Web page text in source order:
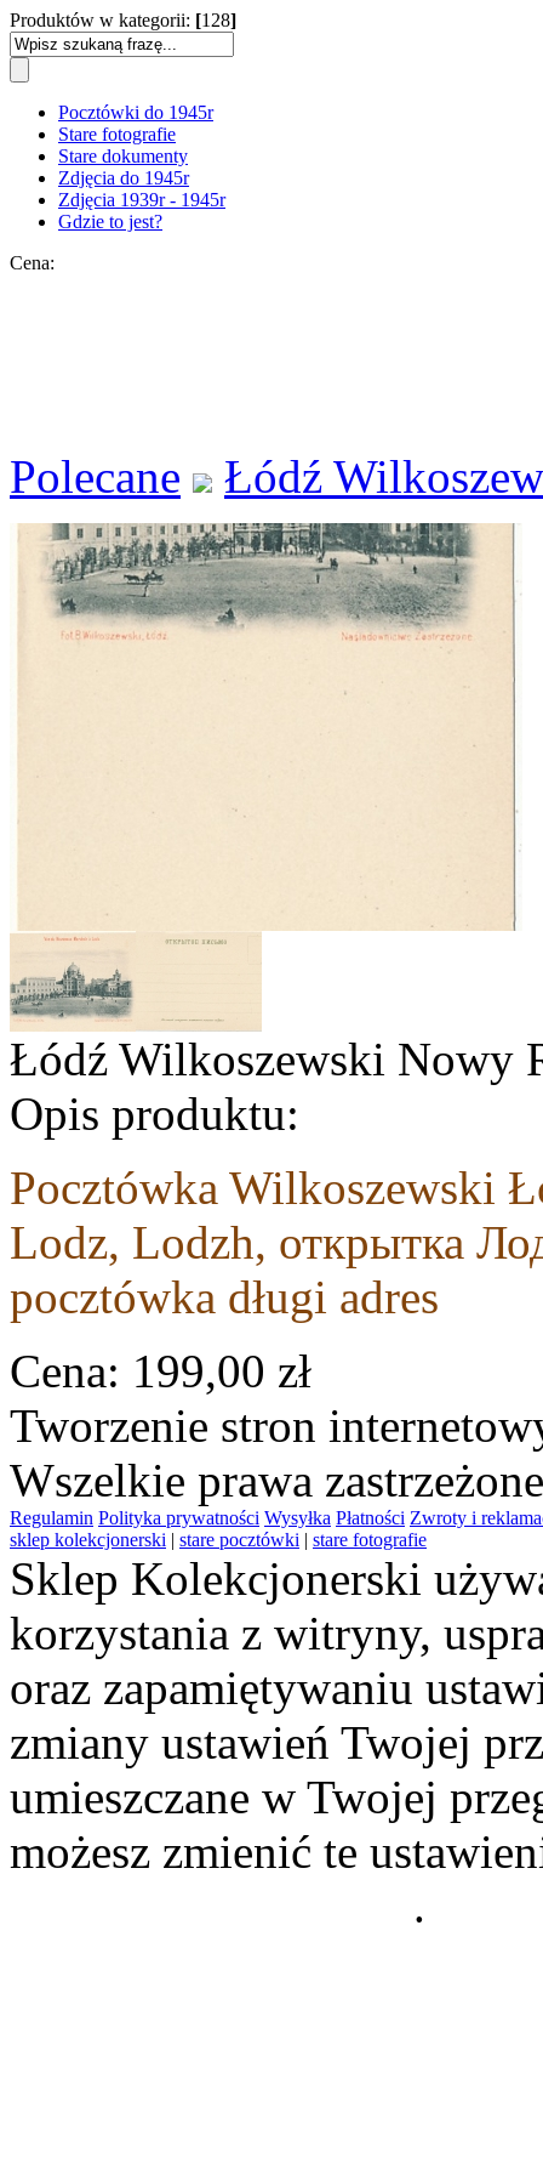
Produktów w kategorii: [128]
Pocztówki do 1945r
Stare fotografie
Stare dokumenty
Zdjęcia do 1945r
Zdjęcia 1939r - 1945r
Gdzie to jest?
Cena:
Polecane Łódź
Łódź Wilkoszewski Nowy
Opis produktu:
Pocztówka Wilkoszewski
Lodz, Lodzh, открытка
pocztówka długi adres
Cena: 199,00 zł
Tworzenie stron
Wszelkie prawa
Regulamin Polityka prywatności Wysyłka Płatności Zwroty i
sklep kolekcjonerski | stare pocztówki | stare fotografie
Sklep Kolekcjonerski
korzystania z witryny,
oraz zapamiętywaniu
zmiany ustawień Twojej
umieszczane w Twojej
możesz zmienić te
.